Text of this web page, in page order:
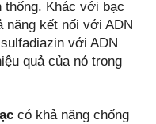
Khác với bạc
năng kết nối với ADN
với ADN
quả của nó trong
có khả năng chống